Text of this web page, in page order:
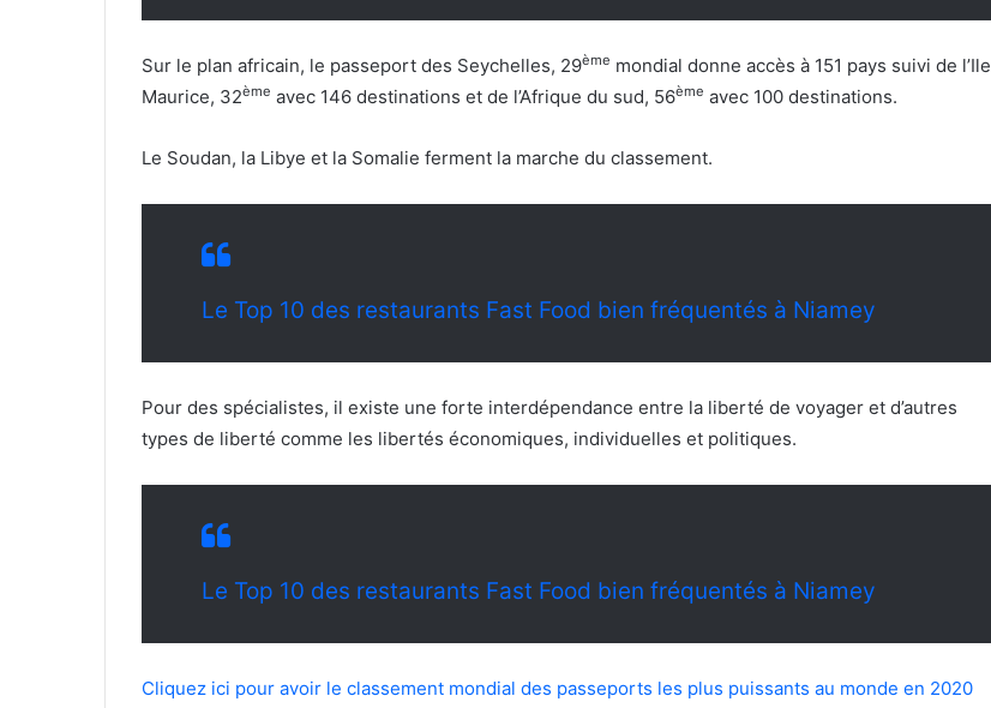
Sur le plan africain, le passeport des Seychelles, 29ème mondial donne accès à 151 pays suivi de l’Ile
Maurice, 32ème avec 146 destinations et de l’Afrique du sud, 56ème avec 100 destinations.
Le Soudan, la Libye et la Somalie ferment la marche du classement.
Le Top 10 des restaurants Fast Food bien fréquentés à Niamey
Pour des spécialistes, il existe une forte interdépendance entre la liberté de voyager et d’autres
types de liberté comme les libertés économiques, individuelles et politiques.
Le Top 10 des restaurants Fast Food bien fréquentés à Niamey
Cliquez ici pour avoir le classement mondial des passeports les plus puissants au monde en 2020